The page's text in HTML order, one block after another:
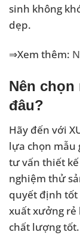
sinh không
dẹp.
⇒Xem thêm:
Nên
đâu?
Hãy đến với
lựa chọn mẫu
tư vấn thiết
nghiệm thử
quyết định tốt
xuất xưởng rẻ
chất lượng